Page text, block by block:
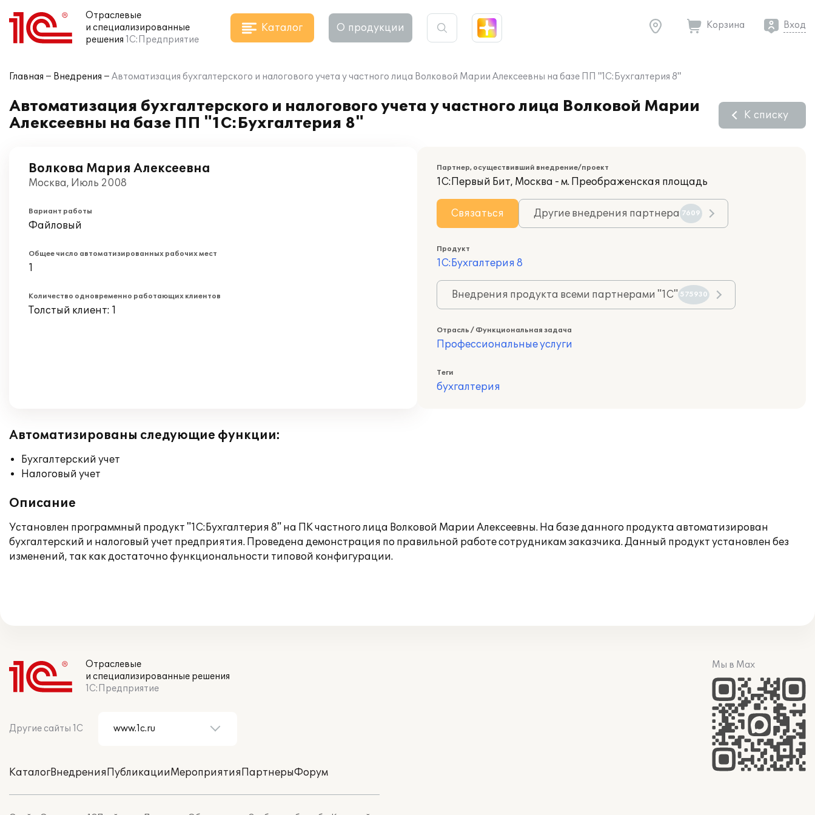
Отраслевые
и специализированные
решения 1С:Предприятие
Каталог О продукции Корзина Вход
Главная Внедрения Автоматизация бухгалтерского и налогового учета у частного лица Волковой Марии Алексеевны на базе ПП "1С:Бухгалтерия 8"
Автоматизация бухгалтерского и налогового учета у частного лица Волковой Марии
Алексеевны на базе ПП "1С:Бухгалтерия 8"
К списку
Волкова Мария Алексеевна
Москва, Июль 2008
Вариант работы
Файловый
Общее число автоматизированных рабочих мест
1
Количество одновременно работающих клиентов
Толстый клиент: 1
Партнер, осуществивший внедрение/проект
1С:Первый Бит, Москва - м. Преображенская площадь
Связаться Другие внедрения партнера 7609
Продукт
1С:Бухгалтерия 8
Внедрения продукта всеми партнерами "1С" 575930
Отрасль / Функциональная задача
Профессиональные услуги
Теги
бухгалтерия
Автоматизированы следующие функции:
Бухгалтерский учет
Налоговый учет
Описание
Установлен программный продукт "1С:Бухгалтерия 8" на ПК частного лица Волковой Марии Алексеевны. На базе данного продукта автоматизирован
бухгалтерский и налоговый учет предприятия. Проведена демонстрация по правильной работе сотрудникам заказчика. Данный продукт установлен без
изменений, так как достаточно функциональности типовой конфигурации.
Отраслевые
и специализированные решения
1С:Предприятие
Другие сайты 1С
КаталогВнедренияПубликацииМероприятияПартнерыФорум
Мы в Max